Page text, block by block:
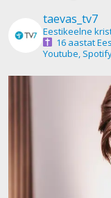
taevas_tv7
Eestikeelne
16 aastat
Youtube,